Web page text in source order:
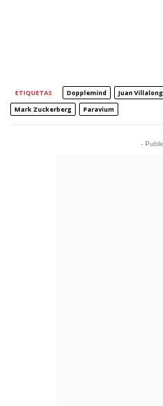
ETIQUETAS Dopplemind Juan
Mark Zuckerberg
Paravium
-